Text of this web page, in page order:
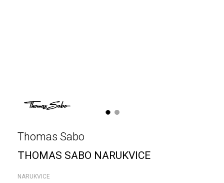
1 2
Thomas Sabo
THOMAS SABO NARUKVICE
NARUKVICE